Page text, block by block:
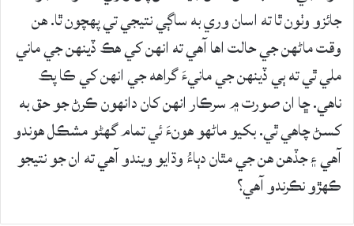
جائزو وٺون ٿا ته اسان وري به ساڳي نتيجي تي پهچون ٿا. هن
وقت ماڻهن جي حالت اها آهي ته انهن کي هڪ ڏينهن جي ماني
ملي ٿي ته ٻي ڏينهن جي مانيءَ گراهه جي انهن کي ڪا پڪ
ناهي. ڇا ان صورت ۾ سرڪار انهن کان دانهون ڪرڻ جو حق به
کسڻ چاهي ٿي. بکيو ماڻهو هونءَ ئي تمام گهڻو مشڪل هوندو
آهي ۽ جڏهن هن جي مٿان دٻاءُ وڌايو ويندو آهي ته ان جو نتيجو
ڪهڙو نڪرندو آهي؟